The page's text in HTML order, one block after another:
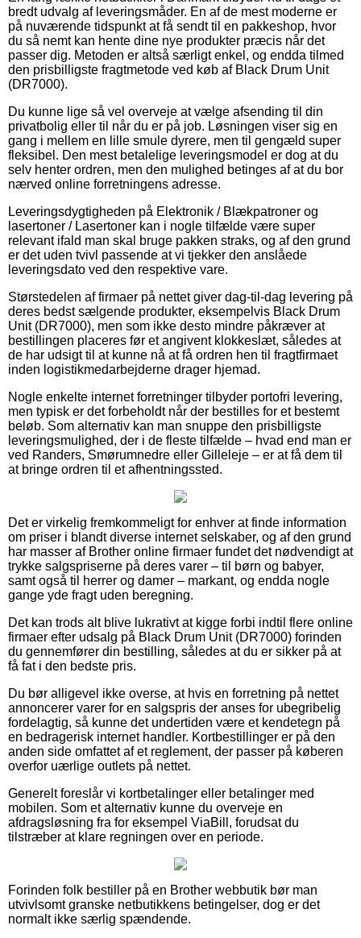
bredt udvalg af leveringsmåder. En af de mest moderne er
på nuværende tidspunkt at få sendt til en pakkeshop, hvor
du så nemt kan hente dine nye produkter præcis når det
passer dig. Metoden er altså særligt enkel, og endda tilmed
den prisbilligste fragtmetode ved køb af Black Drum Unit
(DR7000).
Du kunne lige så vel overveje at vælge afsending til din
privatbolig eller til når du er på job. Løsningen viser sig en
gang i mellem en lille smule dyrere, men til gengæld super
fleksibel. Den mest betalelige leveringsmodel er dog at du
selv henter ordren, men den mulighed betinges af at du bor
nærved online forretningens adresse.
Leveringsdygtigheden på Elektronik / Blækpatroner og
lasertoner / Lasertoner kan i nogle tilfælde være super
relevant ifald man skal bruge pakken straks, og af den grund
er det uden tvivl passende at vi tjekker den anslåede
leveringsdato ved den respektive vare.
Størstedelen af firmaer på nettet giver dag-til-dag levering på
deres bedst sælgende produkter, eksempelvis Black Drum
Unit (DR7000), men som ikke desto mindre påkræver at
bestillingen placeres før et angivent klokkeslæt, således at
de har udsigt til at kunne nå at få ordren hen til fragtfirmaet
inden logistikmedarbejderne drager hjemad.
Nogle enkelte internet forretninger tilbyder portofri levering,
men typisk er det forbeholdt når der bestilles for et bestemt
beløb. Som alternativ kan man snuppe den prisbilligste
leveringsmulighed, der i de fleste tilfælde – hvad end man er
ved Randers, Smørumnedre eller Gilleleje – er at få dem til
at bringe ordren til et afhentningssted.
Det er virkelig fremkommeligt for enhver at finde information
om priser i blandt diverse internet selskaber, og af den grund
har masser af Brother online firmaer fundet det nødvendigt at
trykke salgspriserne på deres varer – til børn og babyer,
samt også til herrer og damer – markant, og endda nogle
gange yde fragt uden beregning.
Det kan trods alt blive lukrativt at kigge forbi indtil flere online
firmaer efter udsalg på Black Drum Unit (DR7000) forinden
du gennemfører din bestilling, således at du er sikker på at
få fat i den bedste pris.
Du bør alligevel ikke overse, at hvis en forretning på nettet
annoncerer varer for en salgspris der anses for ubegribelig
fordelagtig, så kunne det undertiden være et kendetegn på
en bedragerisk internet handler. Kortbestillinger er på den
anden side omfattet af et reglement, der passer på køberen
overfor uærlige outlets på nettet.
Generelt foreslår vi kortbetalinger eller betalinger med
mobilen. Som et alternativ kunne du overveje en
afdragsløsning fra for eksempel ViaBill, forudsat du
tilstræber at klare regningen over en periode.
Forinden folk bestiller på en Brother webbutik bør man
utvivlsomt granske netbutikkens betingelser, dog er det
normalt ikke særlig spændende.